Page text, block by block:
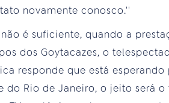
novamente conosco.''
é suficiente, quando a
dos Goytacazes, o
responde que está
do Rio de Janeiro, o jeito será